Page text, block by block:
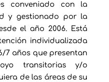
conveniado con la
y gestionado por la
el año 2006. Está
individualizada
7 años que presentan
transitorias y/o
de las áreas de su